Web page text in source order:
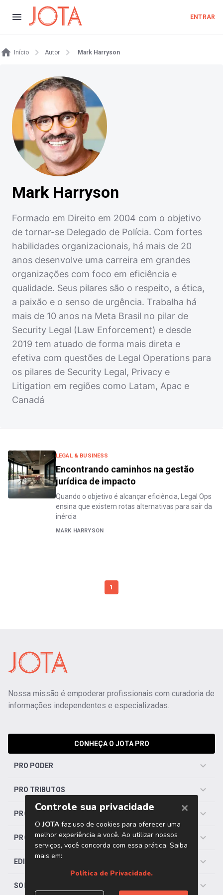
ENTRAR
Início Autor Mark Harryson
Mark Harryson
Formado em Direito em 2004 com o objetivo
de tornar-se Delegado de Polícia. Com fortes
habilidades organizacionais, há mais de 20
anos desenvolve uma carreira em grandes
organizações com foco em eficiência e
qualidade. Seus pilares são o respeito, a ética,
a paixão e o senso de urgência. Trabalha há
mais de 10 anos na Meta Brasil no pilar de
Security Legal (Law Enforcement) e desde
2019 tem atuado de forma mais direta e
efetiva com questões de Legal Operations para
os pilares de Security Legal, Privacy e
Litigation em regiões como Latam, Apac e
Canadá
LEGAL & BUSINESS
Encontrando caminhos na gestão
jurídica de impacto
Quando o objetivo é alcançar eficiência, Legal Ops
ensina que existem rotas alternativas para sair da
inércia
MARK HARRYSON
1
Nossa missão é empoderar profissionais com curadoria de
informações independentes e especializadas.
CONHEÇA O JOTA PRO
PRO PODER
PRO TRIBUTOS
PRO TRABALHISTA
PRO SAÚDE
EDITORIAS
SOBRE O JOTA